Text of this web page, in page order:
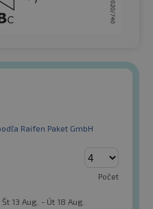
Raifen Paket GmbH
Počet
13 Aug. - Út 18 Aug.